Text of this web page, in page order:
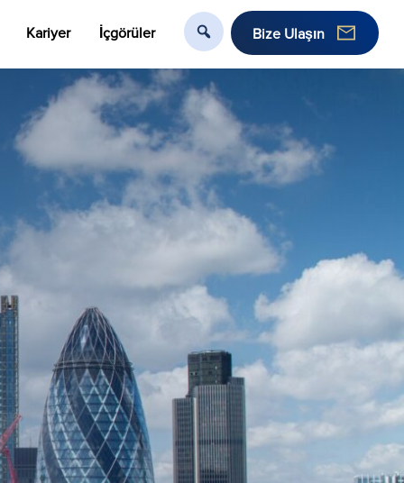
Kariyer İçgörüler Bize Ulaşın